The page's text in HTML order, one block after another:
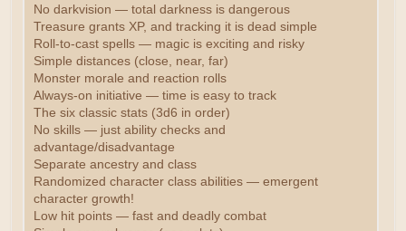
No darkvision — total darkness is dangerous
Treasure grants XP, and tracking it is dead simple
Roll-to-cast spells — magic is exciting and risky
Simple distances (close, near, far)
Monster morale and reaction rolls
Always-on initiative — time is easy to track
The six classic stats (3d6 in order)
No skills — just ability checks and
advantage/disadvantage
Separate ancestry and class
Randomized character class abilities — emergent
character growth!
Low hit points — fast and deadly combat